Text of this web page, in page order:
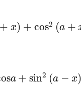
+ x) + cos2 (a +
a + sin2 (a − x